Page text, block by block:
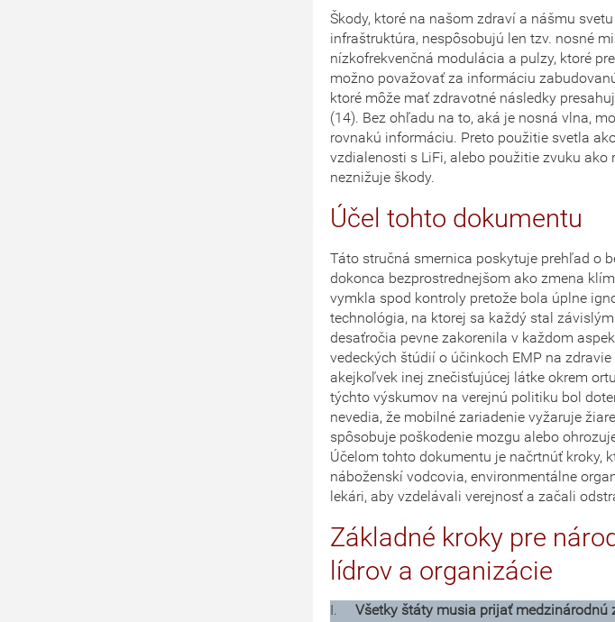
Škody, ktoré na našom zdraví a nášmu
infraštruktúra, nespôsobujú len tzv. nosné
nízkofrekvenčná modulácia a pulzy, ktoré
možno považovať za informáciu
ktoré môže mať zdravotné následky
(14). Bez ohľadu na to, aká je nosná vlna,
rovnakú informáciu. Preto použitie svetla
vzdialenosti s LiFi, alebo použitie zvuku ako
neznižuje škody.
Účel tohto dokumentu
Táto stručná smernica poskytuje prehľad o
dokonca bezprostrednejšom ako zmena
vymkla spod kontroly pretože bola úplne
technológia, na ktorej sa každý stal
desaťročia pevne zakorenila v každom
vedeckých štúdií o účinkoch EMP na
akejkoľvek inej znečisťujúcej látke okrem
týchto výskumov na verejnú politiku bol
nevedia, že mobilné zariadenie vyžaruje
spôsobuje poškodenie mozgu alebo
Účelom tohto dokumentu je načrtnúť kroky,
náboženskí vodcovia, environmentálne
lekári, aby vzdelávali verejnosť a začali
Základné kroky pre
lídrov a organizácie
I.Všetky štáty musia prijať medzinárodnú